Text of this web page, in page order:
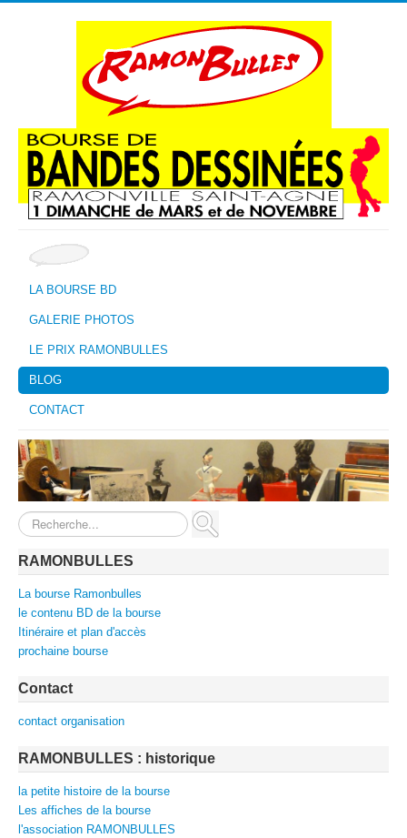
LA BOURSE BD
GALERIE PHOTOS
LE PRIX RAMONBULLES
BLOG
CONTACT
Rechercher
RAMONBULLES
La bourse Ramonbulles
le contenu BD de la bourse
Itinéraire et plan d'accès
prochaine bourse
Contact
contact organisation
RAMONBULLES : historique
la petite histoire de la bourse
Les affiches de la bourse
l'association RAMONBULLES